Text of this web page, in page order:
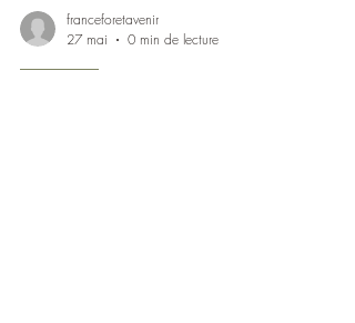
franceforetavenir
27 mai
0 min de lecture